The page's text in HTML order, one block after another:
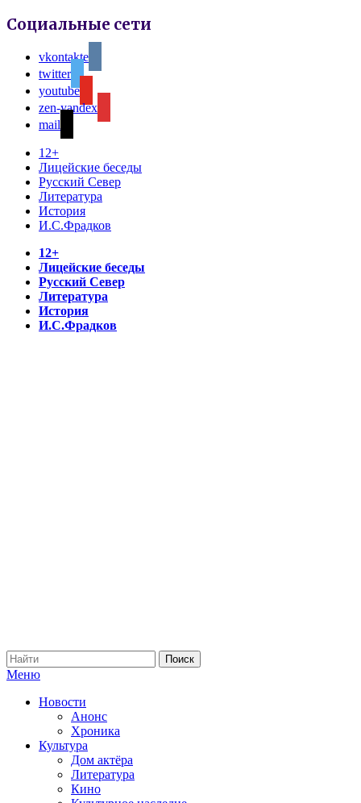
Социальные сети
vkontakte
twitter
youtube
zen-yandex
mail
12+
Лицейские беседы
Русский Север
Литература
История
И.С.Фрадков
12+
Лицейские беседы
Русский Север
Литература
История
И.С.Фрадков
Меню
Новости
Анонс
Хроника
Культура
Дом актёра
Литература
Кино